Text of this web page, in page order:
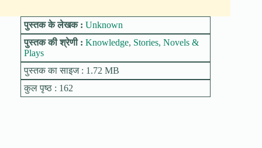
पुस्तक के लेखक : Unknown
पुस्तक की श्रेणी : Knowledge, Stories, Novels &
Plays
पुस्तक का साइज : 1.72 MB
कुल पृष्ठ : 162